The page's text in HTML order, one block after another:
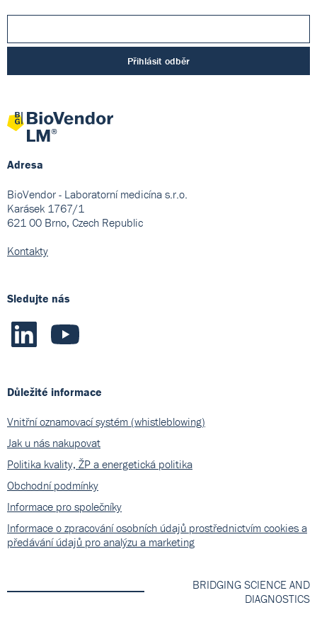
Přihlásit odběr
Adresa
BioVendor - Laboratorní medicína s.r.o.
Karásek 1767/1
621 00 Brno, Czech Republic
Kontakty
Sledujte nás
Důležité informace
Vnitřní oznamovací systém (whistleblowing)
Jak u nás nakupovat
Politika kvality, ŽP a energetická politika
Obchodní podmínky
Informace pro společníky
Informace o zpracování osobních údajů prostřednictvím cookies a
předávání údajů pro analýzu a marketing
BRIDGING SCIENCE AND
DIAGNOSTICS